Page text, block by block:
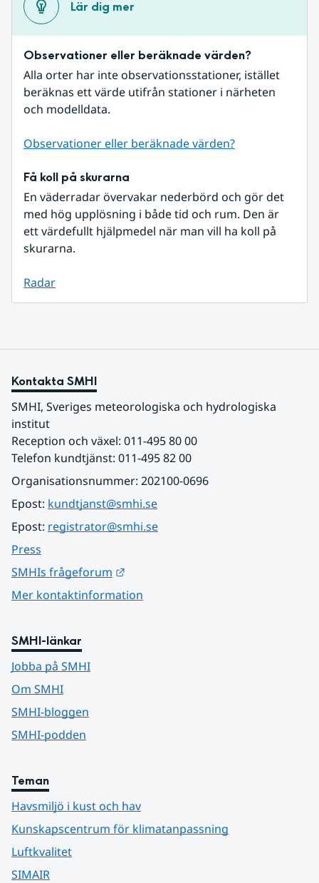
Lär dig mer
Observationer eller beräknade värden?
Alla orter har inte observationsstationer, istället
beräknas ett värde utifrån stationer i närheten
och modelldata.
Observationer eller beräknade värden?
Få koll på skurarna
En väderradar övervakar nederbörd och gör det
med hög upplösning i både tid och rum. Den är
ett värdefullt hjälpmedel när man vill ha koll på
skurarna.
Radar
Kontakta SMHI
SMHI, Sveriges meteorologiska och hydrologiska
institut
Reception och växel: 011-495 80 00
Telefon kundtjänst: 011-495 82 00
Organisationsnummer: 202100-0696
Epost: kundtjanst@smhi.se
Epost: registrator@smhi.se
Press
SMHIs frågeforum
Mer kontaktinformation
SMHI-länkar
Jobba på SMHI
Om SMHI
SMHI-bloggen
SMHI-podden
Teman
Havsmiljö i kust och hav
Kunskapscentrum för klimatanpassning
Luftkvalitet
SIMAIR